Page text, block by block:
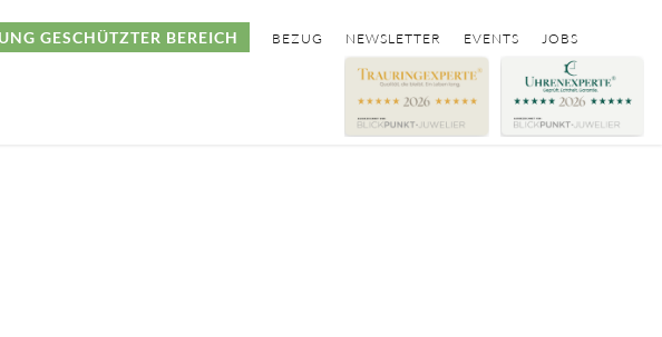
GESCHÜTZTER BEREICH BEZUG NEWSLETTER EVENTS JOBS